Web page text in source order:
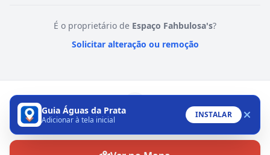
É o proprietário de Espaço Fahbulosa's?
Solicitar alteração ou remoção
Guia Águas da Prata
Adicionar à tela inicial
INSTALAR